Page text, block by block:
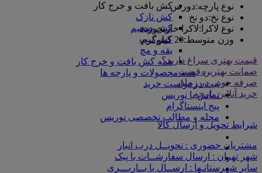
کش بافت و خرج کار
کش نازک
کش ضخیم
کش تیپ
یقه و مچ
همه کش بافت و خرج کار
همه محصولات و پارچه ها
ثبت درخواست خرید
تماس با نوریس
پیج اینستاگرام
مجله و مطالب تخصصی نوریس
نوع پارچه:دورس
نوع نخ:دو نخ
نوع لاکرا :لاکرا خارنخورده
وزن متوسط:20 کیلوگرم
قیمت بهتری سراغ دارید؟
ضمانت بهترین قیمت
صرفه جویی در زمان
خرید آنلاین پارچه
شرایط تحویل و ارسال کالا
مشتریان حضوری : تحویــل درب انبار
شهر تهران : ارسال سفارشــات با پیک
سایر شهرستانـها : ارســال با بــاربـــری